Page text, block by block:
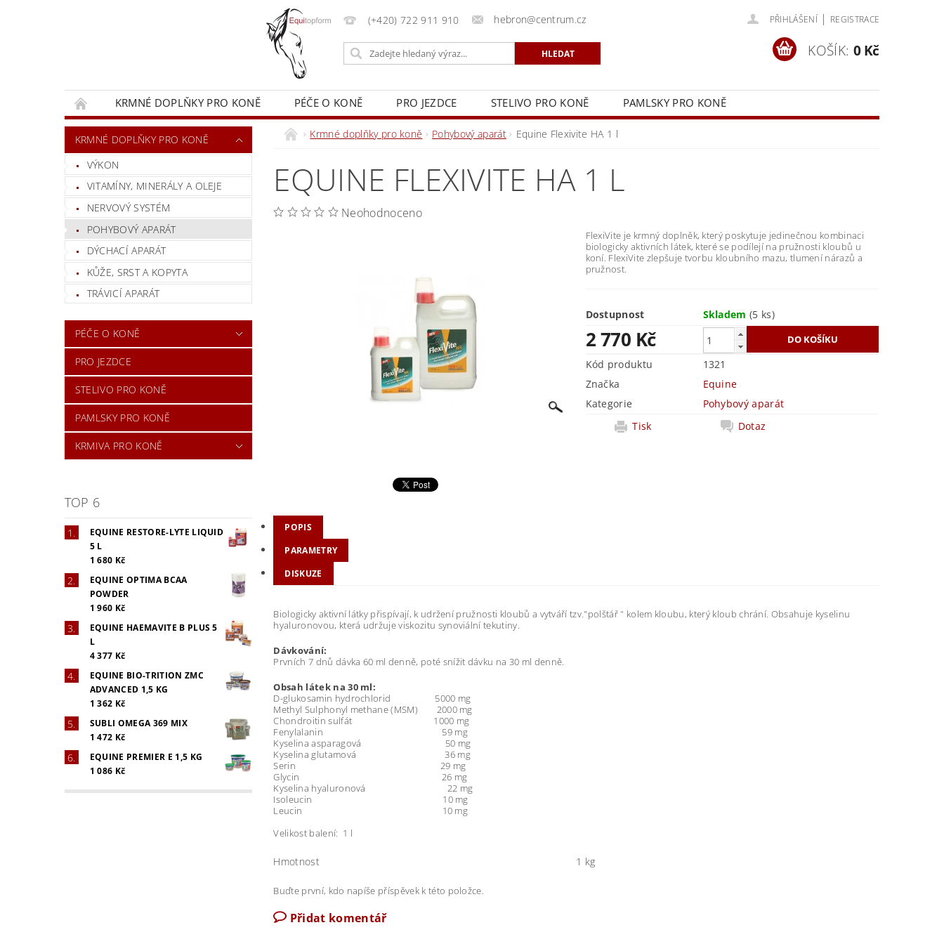
(+420) 722 911 910 hebron@centrum.cz PŘIHLÁŠENÍ | REGISTRACE
KOŠÍK: 0 Kč
KRMNÉ DOPLŇKY PRO KONĚ PÉČE O KONĚ PRO JEZDCE STELIVO PRO KONĚ
PAMLSKY PRO KONĚ
KRMIVA PRO KONĚ
OBCHODNÍ PODMÍNKY NAPIŠTE NÁM KONTAKTY REKLAMAČNÍ ŘÁD
KRMNÉ DOPLŇKY PRO KONĚ
VÝKON
VITAMÍNY, MINERÁLY A OLEJE
NERVOVÝ SYSTÉM
POHYBOVÝ APARÁT
DÝCHACÍ APARÁT
KŮŽE, SRST A KOPYTA
TRÁVICÍ APARÁT
PÉČE O KONĚ
PRO JEZDCE
STELIVO PRO KONĚ
PAMLSKY PRO KONĚ
KRMIVA PRO KONĚ
TOP 6
EQUINE RESTORE-LYTE LIQUID
5 L
1 680 Kč
EQUINE OPTIMA BCAA
POWDER
1 960 Kč
EQUINE HAEMAVITE B PLUS 5
L
4 377 Kč
EQUINE BIO-TRITION ZMC
ADVANCED 1,5 KG
1 362 Kč
SUBLI OMEGA 369 MIX
1 472 Kč
EQUINE PREMIER E 1,5 KG
1 086 Kč
Krmné doplňky pro koně Pohybový aparát Equine Flexivite HA 1 l
EQUINE FLEXIVITE HA 1 L
Neohodnoceno
FlexiVite je krmný doplněk, který poskytuje jedinečnou kombinaci
biologicky aktivních látek, které se podílejí na pružnosti kloubů u
koní. FlexiVite zlepšuje tvorbu kloubního mazu, tlumení nárazů a
pružnost.
Dostupnost Skladem(5 ks)
2 770 Kč
Kód produktu
1321
Značka
Equine
Kategorie
Pohybový aparát
Tisk
Dotaz
POPIS
PARAMETRY
DISKUZE
Biologicky aktivní látky přispívají, k udržení pružnosti kloubů a vytváří tzv."polštář " kolem kloubu, který kloub chrání. Obsahuje kyselinu
hyaluronovou, která udržuje viskozitu synoviální tekutiny.
Dávkování:
Prvních 7 dnů dávka 60 ml denně, poté snížit dávku na 30 ml denně.
Obsah látek na 30 ml:
D-glukosamin hydrochlorid 5000 mg
Methyl Sulphonyl methane (MSM) 2000 mg
Chondroitin sulfát 1000 mg
Fenylalanin 59 mg
Kyselina asparagová 50 mg
Kyselina glutamová 36 mg
Serin 29 mg
Glycin 26 mg
Kyselina hyaluronová 22 mg
Isoleucin 10 mg
Leucin 10 mg
Velikost balení: 1 l
Hmotnost 1 kg
Buďte první, kdo napíše příspěvek k této položce.
Přidat komentář